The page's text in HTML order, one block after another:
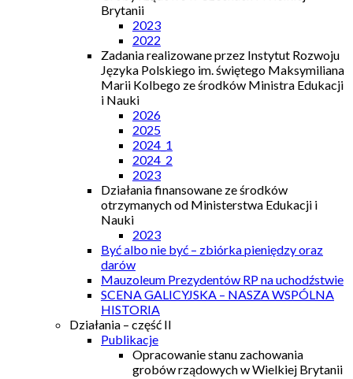
Brytanii
2023
2022
Zadania realizowane przez Instytut Rozwoju
Języka Polskiego im. świętego Maksymiliana
Marii Kolbego ze środków Ministra Edukacji
i Nauki
2026
2025
2024_1
2024_2
2023
Działania finansowane ze środków
otrzymanych od Ministerstwa Edukacji i
Nauki
2023
Być albo nie być – zbiórka pieniędzy oraz
darów
Mauzoleum Prezydentów RP na uchodźstwie
SCENA GALICYJSKA – NASZA WSPÓLNA
HISTORIA
Działania – część II
Publikacje
Opracowanie stanu zachowania
grobów rządowych w Wielkiej Brytanii